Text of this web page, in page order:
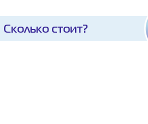
Сколько стоит?